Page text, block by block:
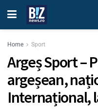
Home Sport
Argeș Sport –
argeșean,
Internațional,